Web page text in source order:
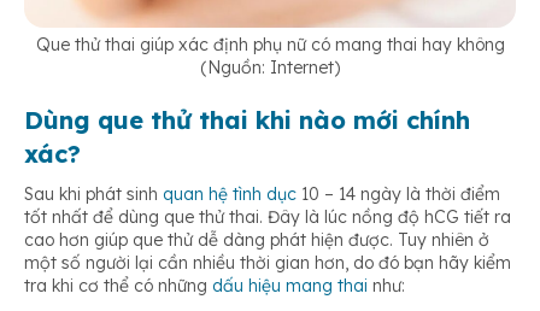
Que thử thai giúp xác định phụ nữ có mang thai hay không
(Nguồn: Internet)
Dùng que thử thai khi nào mới chính
xác?
Sau khi phát sinh quan hệ tình dục 10 – 14 ngày là thời điểm
tốt nhất để dùng que thử thai. Đây là lúc nồng độ hCG tiết ra
cao hơn giúp que thử dễ dàng phát hiện được. Tuy nhiên ở
một số người lại cần nhiều thời gian hơn, do đó bạn hãy kiểm
tra khi cơ thể có những dấu hiệu mang thai như: